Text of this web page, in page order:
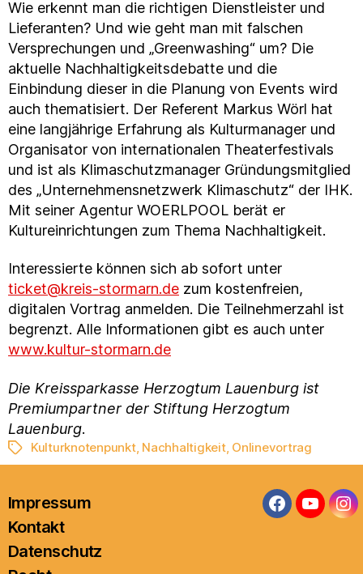
Wie erkennt man die richtigen Dienstleister und
Lieferanten? Und wie geht man mit falschen
Versprechungen und „Greenwashing“ um? Die
aktuelle Nachhaltigkeitsdebatte und die
Einbindung dieser in die Planung von Events wird
auch thematisiert. Der Referent Markus Wörl hat
eine langjährige Erfahrung als Kulturmanager und
Organisator von internationalen Theaterfestivals
und ist als Klimaschutzmanager Gründungsmitglied
des „Unternehmensnetzwerk Klimaschutz“ der IHK.
Mit seiner Agentur WOERLPOOL berät er
Kultureinrichtungen zum Thema Nachhaltigkeit.
Interessierte können sich ab sofort unter
ticket@kreis-stormarn.de zum kostenfreien,
digitalen Vortrag anmelden. Die Teilnehmerzahl ist
begrenzt. Alle Informationen gibt es auch unter
www.kultur-stormarn.de
Die Kreissparkasse Herzogtum Lauenburg ist
Premiumpartner der Stiftung Herzogtum
Lauenburg.
Schlagwörter
Kulturknotenpunkt, Nachhaltigkeit, Onlinevortrag
Impressum
Kontakt
Datenschutz
Facebook